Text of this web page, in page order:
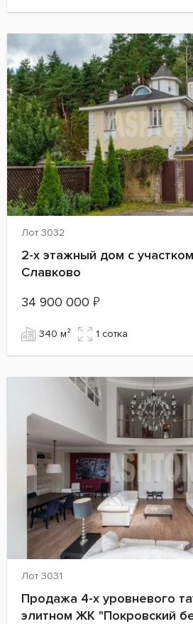
Лот 3032
2-х этажный дом с
Славково
34 900 000 ₽
340 м² 1 сотка
Лот 3031
Продажа 4-х уровневого
элитном ЖК "Покровский